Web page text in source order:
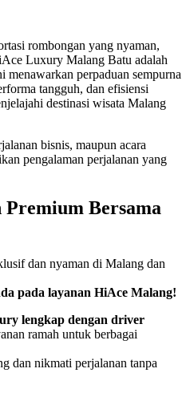
rombongan yang nyaman,
Luxury Malang Batu adalah
perpaduan sempurna
tangguh, dan efisiensi
destinasi wisata Malang
bisnis, maupun acara
pengalaman perjalanan yang
Bersama
dan nyaman di Malang dan
pada layanan HiAce Malang!
lengkap dengan driver
ramah untuk berbagai
dan nikmati perjalanan tanpa